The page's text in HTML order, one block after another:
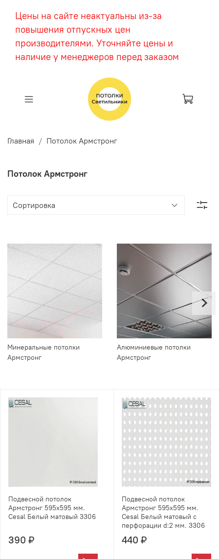
Цены на сайте неактуальны из-за
повышения отпускных цен
производителями. Уточняйте цены и
наличие у менеджеров перед заказом
Главная Потолок Армстронг
Потолок Армстронг
Минеральные потолки
Армстронг
Алюминиевые потолки
Армстронг
Подвесной потолок
Армстронг 595х595 мм.
Cesal Белый матовый 3306
390 ₽
Подвесной потолок
Армстронг 595х595 мм.
Cesal Белый матовый с
перфорации d:2 мм. 3306
440 ₽